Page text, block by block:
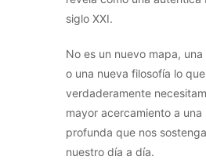
siglo XXI.
No es un nuevo mapa,
o una nueva filosofía lo que
verdaderamente
mayor acercamiento a una
profunda que nos
nuestro día a día.